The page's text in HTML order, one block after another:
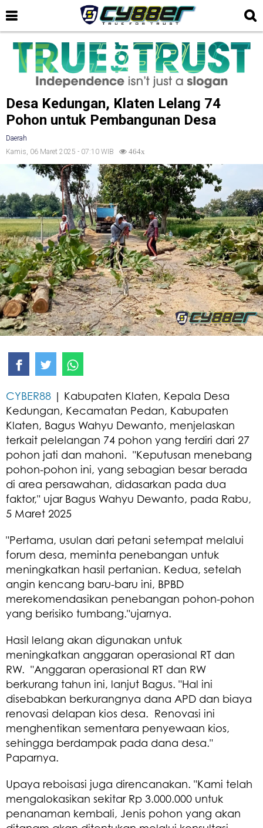
Desa Kedungan, Klaten Lelang 74
Pohon untuk Pembangunan Desa
Daerah
Kamis, 06 Maret 2025 - 07:10 WIB
464x
CYBER88 | Kabupaten Klaten, Kepala Desa
Kedungan, Kecamatan Pedan, Kabupaten
Klaten, Bagus Wahyu Dewanto, menjelaskan
terkait pelelangan 74 pohon yang terdiri dari 27
pohon jati dan mahoni. "Keputusan menebang
pohon-pohon ini, yang sebagian besar berada
di area persawahan, didasarkan pada dua
faktor," ujar Bagus Wahyu Dewanto, pada Rabu,
5 Maret 2025
"Pertama, usulan dari petani setempat melalui
forum desa, meminta penebangan untuk
meningkatkan hasil pertanian. Kedua, setelah
angin kencang baru-baru ini, BPBD
merekomendasikan penebangan pohon-pohon
yang berisiko tumbang."ujarnya.
Hasil lelang akan digunakan untuk
meningkatkan anggaran operasional RT dan
RW. "Anggaran operasional RT dan RW
berkurang tahun ini, lanjut Bagus. "Hal ini
disebabkan berkurangnya dana APD dan biaya
renovasi delapan kios desa. Renovasi ini
menghentikan sementara penyewaan kios,
sehingga berdampak pada dana desa."
Paparnya.
Upaya reboisasi juga direncanakan. "Kami telah
mengalokasikan sekitar Rp 3.000.000 untuk
penanaman kembali, Jenis pohon yang akan